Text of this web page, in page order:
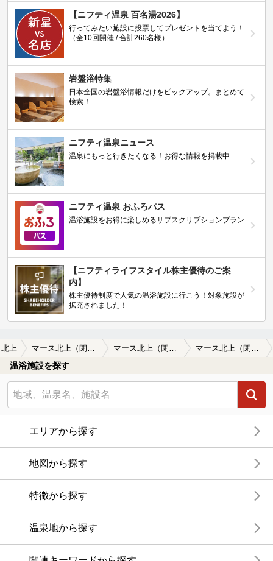
【ニフティ温泉 百名湯2026】
行ってみたい施設に投票してプレゼントを当てよう！
（全10回開催 / 合計260名様）
岩盤浴特集
日本全国の岩盤浴情報だけをピックアップ。まとめて
検索！
ニフティ温泉ニュース
温泉にもっと行きたくなる！お得な情報を掲載中
ニフティ温泉 おふろパス
温浴施設をお得に楽しめるサブスクリプションプラン
【ニフティライフスタイル株主優待のご案
内】
株主優待制度で人気の温浴施設に行こう！対象施設が
拡充されました！
北上 マース北上（閉館しました） マース北上（閉館しました）の口コミ一覧 マース北上（閉館しました）の口コミ 惜しい処だよ、さんざん楽しんだよ御…
温浴施設を探す
エリアから探す
地図から探す
特徴から探す
温泉地から探す